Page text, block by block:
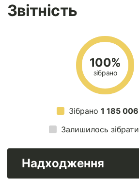
Звітність
100%
зібрано
Зібрано1 185 006
Залишилось зібрати
Надходження